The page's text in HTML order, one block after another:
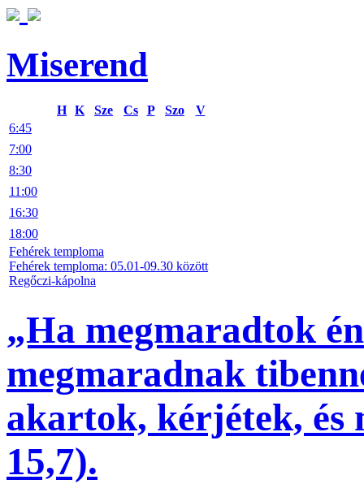
Miserend
H K Sze Cs P Szo
V
6:45
7:00
8:30
11:00
16:30
18:00
Fehérek temploma
Fehérek temploma: 05.01-09.30 között
Regőczi-kápolna
„Ha megmaradtok
megmaradnak
akartok, kérjétek, és
15,7).